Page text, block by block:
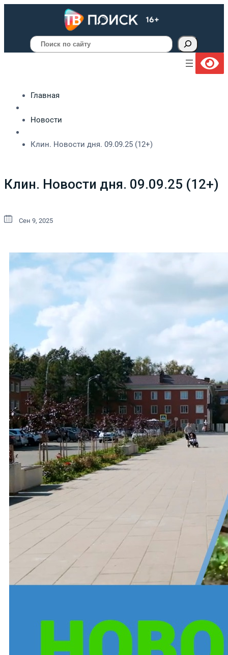
Поиск
Главная
Новости
Клин. Новости дня. 09.09.25 (12+)
Клин. Новости дня. 09.09.25 (12+)
Сен 9, 2025